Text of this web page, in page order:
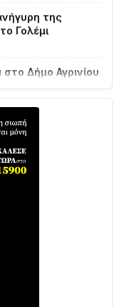
Γολέμι
των νερών
ΣΤΗΝ
ΗΛΙΑ ΠΡΙΝ ΤΗ